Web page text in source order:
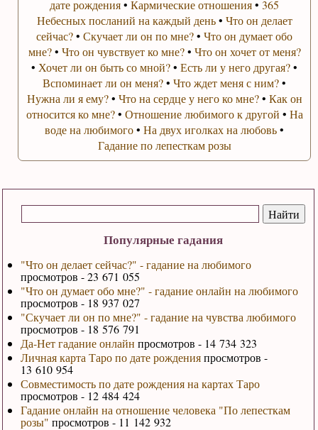
Популярные гадания
"Что он делает сейчас?" - гадание на любимого
просмотров - 23 671 055
"Что он думает обо мне?" - гадание онлайн на любимого
просмотров - 18 937 027
"Скучает ли он по мне?" - гадание на чувства любимого
просмотров - 18 576 791
Да-Нет гадание онлайн просмотров - 14 734 323
Личная карта Таро по дате рожденияпросмотров -
13 610 954
Совместимость по дате рождения на картах Таро
просмотров - 12 484 424
Гадание онлайн на отношение человека "По лепесткам
розы" просмотров - 11 142 932
дате рождения•Кармические отношения•365
Небесных посланий на каждый день• Что он делает
сейчас?•Скучает ли он по мне?•Что он думает обо
мне?• Что он чувствует ко мне?• Что он хочет от меня?
• Хочет ли он быть со мной?•Есть ли у него другая?•
Вспоминает ли он меня?•Что ждет меня с ним?•
Нужна ли я ему?• Что на сердце у него ко мне?• Как он
относится ко мне?• Отношение любимого к другой • На
воде на любимого•На двух иголках на любовь•
Гадание по лепесткам розы